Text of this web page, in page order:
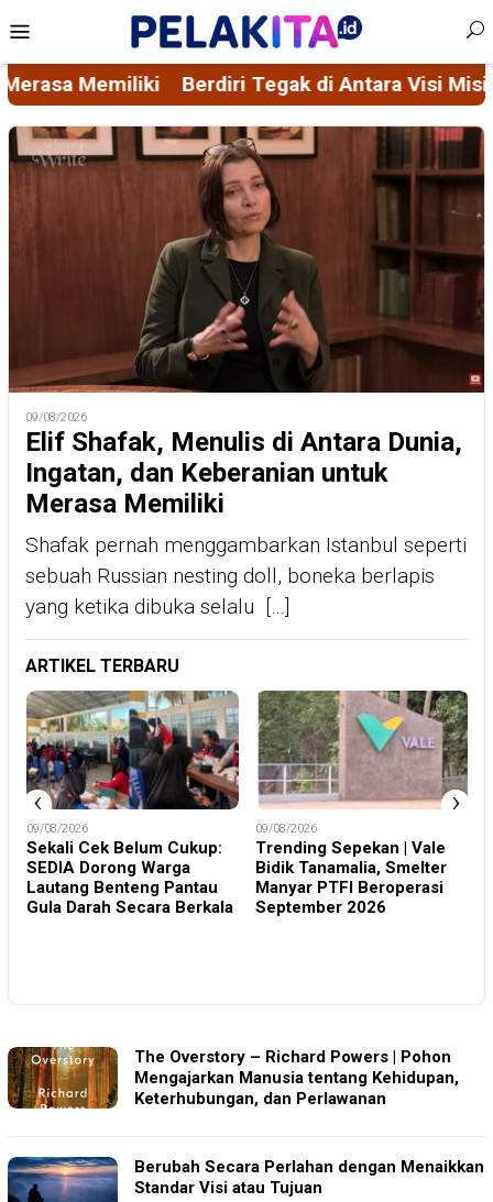
to
content
Menu
Tegak di Antara Visi Misi FORMAS dan
09/08/2026
Elif Shafak, Menulis di Antara Dunia,
Ingatan, dan Keberanian untuk
Merasa Memiliki
Shafak pernah menggambarkan Istanbul seperti
sebuah Russian nesting doll, boneka berlapis
yang ketika dibuka selalu […]
ARTIKEL TERBARU
09/08/2026
Sekali Cek Belum Cukup:
SEDIA Dorong Warga
Lautang Benteng Pantau
Gula Darah Secara Berkala
09/08/2026
Trending Sepekan | Vale
Bidik Tanamalia, Smelter
Manyar PTFI Beroperasi
September 2026
‹ ›
PELAKITA.ID
The Overstory – Richard Powers | Pohon
Mengajarkan Manusia tentang Kehidupan,
Keterhubungan, dan Perlawanan
Berubah Secara Perlahan dengan Menaikkan
Standar Visi atau Tujuan